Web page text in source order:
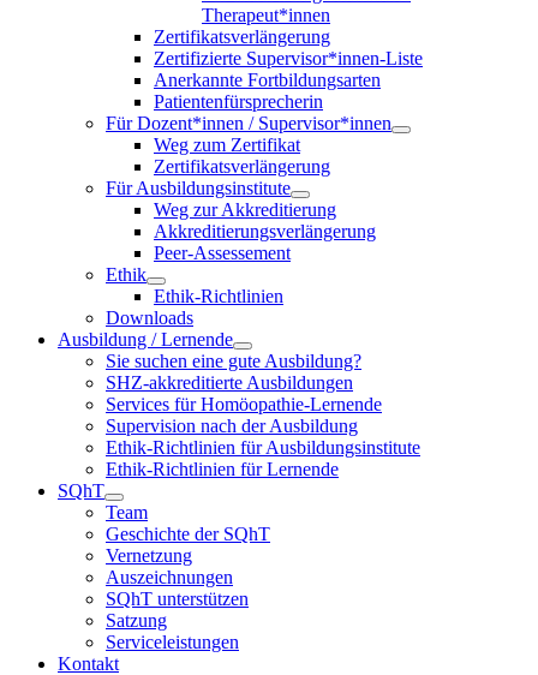
Therapeut*innen
Zertifikatsverlängerung
Zertifizierte Supervisor*innen-Liste
Anerkannte Fortbildungsarten
Patientenfürsprecherin
Für Dozent*innen / Supervisor*innen
Weg zum Zertifikat
Zertifikatsverlängerung
Für Ausbildungsinstitute
Weg zur Akkreditierung
Akkreditierungsverlängerung
Peer-Assessement
Ethik
Ethik-Richtlinien
Downloads
Ausbildung / Lernende
Sie suchen eine gute Ausbildung?
SHZ-akkreditierte Ausbildungen
Services für Homöopathie-Lernende
Supervision nach der Ausbildung
Ethik-Richtlinien für Ausbildungsinstitute
Ethik-Richtlinien für Lernende
SQhT
Team
Geschichte der SQhT
Vernetzung
Auszeichnungen
SQhT unterstützen
Satzung
Serviceleistungen
Kontakt